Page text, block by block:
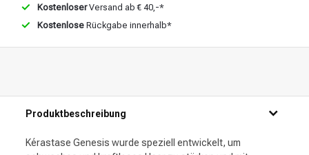
KostenloserVersand ab € 40,-*
Kostenlose Rückgabe innerhalb*
Produktbeschreibung
Kérastase Genesis wurde speziell entwickelt, um